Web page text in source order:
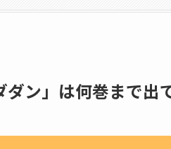
ダン」は何巻まで出